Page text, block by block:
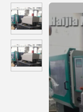
résistante de